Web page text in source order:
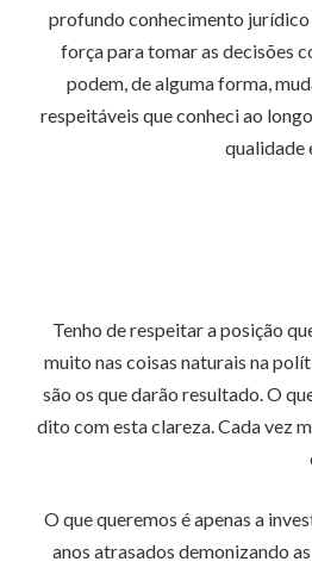
profundo conhecimento jurídico
força para tomar as decisões
podem, de alguma forma,
respeitáveis que conheci ao
qualidade
Tenho de respeitar a posição
muito nas coisas naturais na
são os que darão resultado. O
dito com esta clareza. Cada vez
O que queremos é apenas a
anos atrasados demonizando